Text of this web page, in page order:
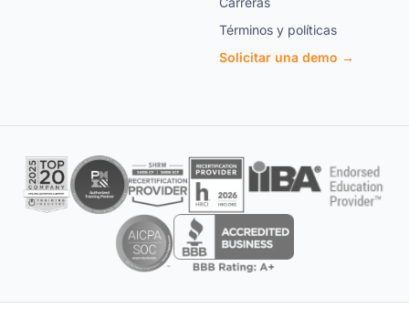
Términos y políticas
Solicitar una demo →